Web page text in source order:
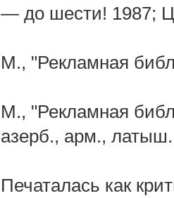
— до шести! 1987;
М., "Рекламная
М., "Рекламная
азерб., арм.,
Печаталась как